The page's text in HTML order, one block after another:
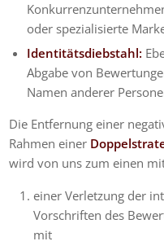
oder spezialisierte
Identitätsdiebstahl:
Abgabe von
Namen anderer
Die Entfernung einer
Rahmen einer
wird von uns zum einen
einer Verletzung der
Vorschriften des
mit